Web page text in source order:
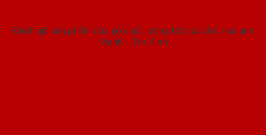
Đánh giá sản phẩm cửa gỗ chất lượng tốt của chủ nhà anh
Mạnh - Tân Bình